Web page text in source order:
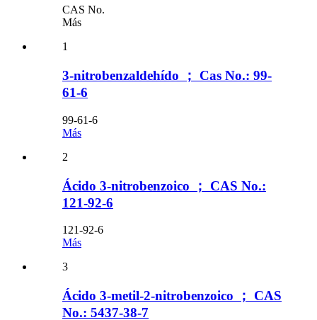
CAS No.
Más
1
3-nitrobenzaldehído ； Cas No.: 99-
61-6
99-61-6
Más
2
Ácido 3-nitrobenzoico ； CAS No.:
121-92-6
121-92-6
Más
3
Ácido 3-metil-2-nitrobenzoico ； CAS
No.: 5437-38-7